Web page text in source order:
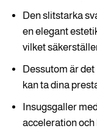
Den slitstarka
en elegant
vilket
Dessutom är
kan ta dina
Insugsgaller
acceleration